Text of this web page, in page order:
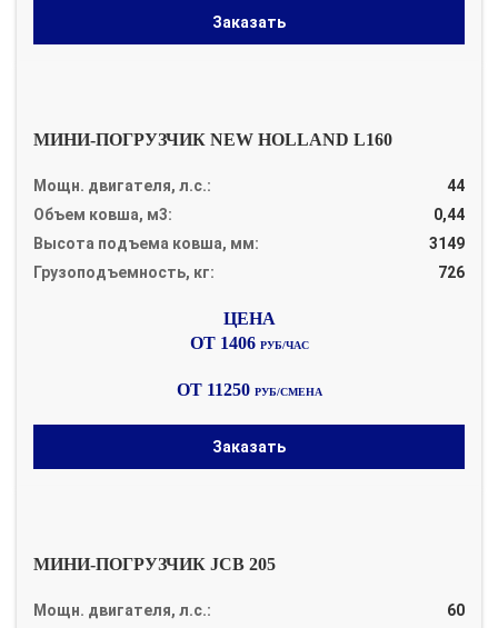
Заказать
МИНИ-ПОГРУЗЧИК NEW HOLLAND L160
Мощн. двигателя, л.с.:
44
Объем ковша, м3:
0,44
Высота подъема ковша, мм:
3149
Грузоподъемность, кг:
726
ОТ 1406 РУБ/ЧАС
ОТ 11250 РУБ/СМЕНА
Заказать
МИНИ-ПОГРУЗЧИК JCB 205
Мощн. двигателя, л.с.:
60